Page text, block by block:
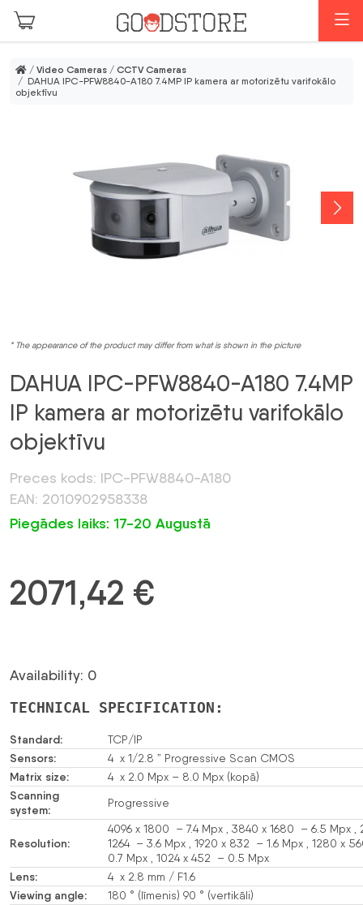
Skip to main content
/ Video Cameras / CCTV Cameras
/ DAHUA IPC-PFW8840-A180 7.4MP IP kamera ar motorizētu varifokālo
objektīvu
* The appearance of the product may differ from what is shown in the picture
DAHUA IPC-PFW8840-A180 7.4MP
IP kamera ar motorizētu varifokālo
objektīvu
Preces kods: IPC-PFW8840-A180
EAN: 2010902958338
Piegādes laiks: 17-20 Augustā
2071,42 €
Availability: 0
TECHNICAL SPECIFICATION:
Standard: TCP/IP
Sensors: 4 x 1/2.8 ” Progressive Scan CMOS
Matrix size: 4 x 2.0 Mpx – 8.0 Mpx (kopā)
Scanning
system:
Progressive
Resolution:
4096 x 1800 – 7.4 Mpx , 3840 x 1680 – 6.5 Mpx ,
1264 – 3.6 Mpx , 1920 x 832 – 1.6 Mpx , 1280 x
0.7 Mpx , 1024 x 452 – 0.5 Mpx
Lens: 4 x 2.8 mm / F1.6
Viewing angle: 180 ° (līmenis) 90 ° (vertikāli)